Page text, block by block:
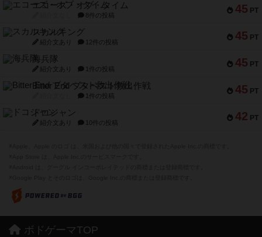
45 PT
エコーズ・オブ・タイム
8件の投稿
45 PT
スカルキング
紹介文あり 12件の投稿
45 PT
海兵隊
紹介文あり 1件の投稿
45 PT
Bitter End ブタペスト救出作戦
1件の投稿
42 PT
ドコジャン
紹介文あり 10件の投稿
ボドゲーマTOP